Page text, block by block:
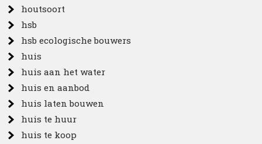
houtsoort
hsb
hsb ecologische bouwers
huis
huis aan het water
huis en aanbod
huis laten bouwen
huis te huur
huis te koop